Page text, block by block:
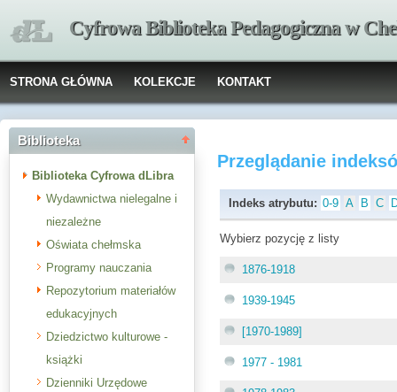
Cyfrowa Biblioteka Pedagogiczna w
STRONA GŁÓWNA KOLEKCJE KONTAKT
Biblioteka
Biblioteka Cyfrowa dLibra
Wydawnictwa nielegalne i
niezależne
Oświata chełmska
Programy nauczania
Repozytorium materiałów
edukacyjnych
Dziedzictwo kulturowe -
książki
Dzienniki Urzędowe
Przeglądanie
Indeks atrybutu: 0-9 A B C
Wybierz pozycję z listy
1876-1918
1939-1945
[1970-1989]
1977 - 1981